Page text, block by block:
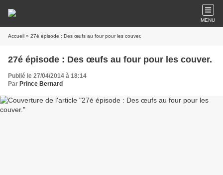
MENU
Accueil » 27é épisode : Des œufs au four pour les couver.
27é épisode : Des œufs au four pour les couver.
Publié le 27/04/2014 à 18:14
Par Prince Bernard